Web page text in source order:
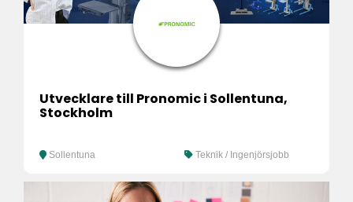
Utvecklare till Pronomic i Sollentuna,
Stockholm
Sollentuna Teknik / Ingenjörsjobb